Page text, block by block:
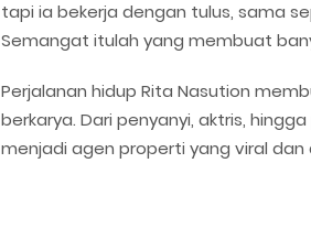
tapi ia bekerja dengan tulus, sama
Semangat itulah yang membuat
Perjalanan hidup Rita Nasution
berkarya. Dari penyanyi, aktris,
menjadi agen properti yang viral dan